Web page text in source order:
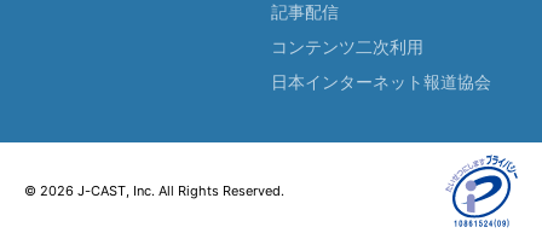
記事配信
コンテンツ二次利用
日本インターネット報道協会
© 2026 J-CAST, Inc. All Rights Reserved.